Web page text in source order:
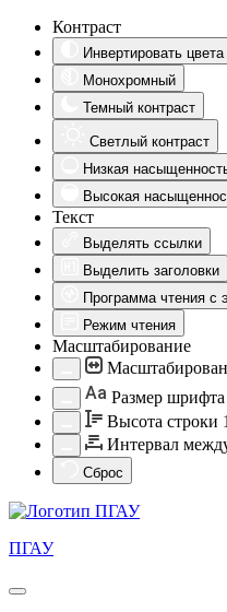
Контраст
Инвертировать цвета
Монохромный
Темный контраст
Светлый контраст
Низкая
Высокая
Текст
Выделять ссылки
Выделить заголовки
Программа чтения с
Режим чтения
Масштабирование
Aa Размер шрифта
Высота строки
Интервал
Сброс
ПГАУ